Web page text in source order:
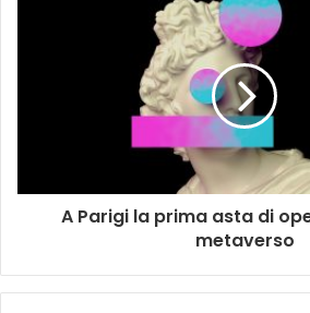
A Parigi la prima asta di
metaverso